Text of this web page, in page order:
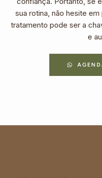
sua rotina, não hesite
tratamento pode ser a
e